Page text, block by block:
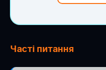
Часті питання